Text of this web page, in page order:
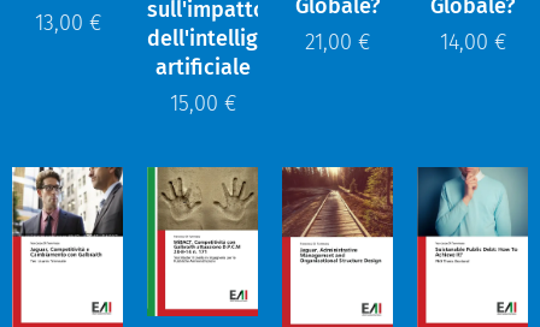
13,00 €
sull'impatto
dell'intelligenzia
artificiale
15,00 €
Globale?
21,00 €
Globale?
14,00 €